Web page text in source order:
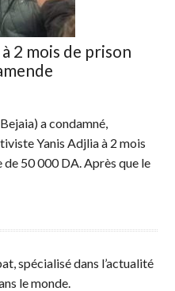
2 mois de prison
a condamné,
Yanis Adjlia à 2 mois
50 000 DA. Après que le
spécialisé dans l’actualité
le monde.